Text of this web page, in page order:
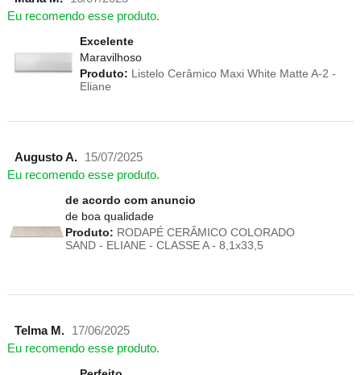
Eu recomendo esse produto.
Excelente
Maravilhoso
Produto: Listelo Cerâmico Maxi White Matte A-2 -
Eliane
Augusto A.
15/07/2025
Eu recomendo esse produto.
de acordo com anuncio
de boa qualidade
Produto: RODAPÉ CERÂMICO COLORADO
SAND - ELIANE - CLASSE A - 8,1x33,5
Telma M.
17/06/2025
Eu recomendo esse produto.